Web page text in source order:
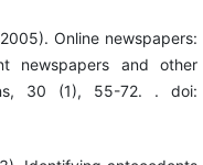
Online newspapers:
newspapers and other
30 (1), 55-72. . doi: